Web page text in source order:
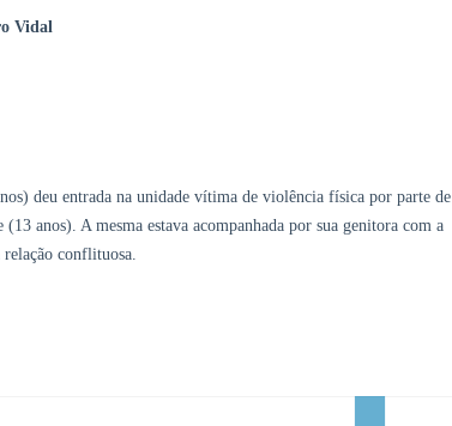
Vidal
deu entrada na unidade vítima de violência física por parte de
anos). A mesma estava acompanhada por sua genitora com a
conflituosa.